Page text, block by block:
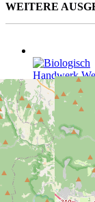
WEITERE
Handwerk
75 cl | CHF
Edinburgh
50 cl | CHF
Reserve
75 cl | CHF
CAVETTA